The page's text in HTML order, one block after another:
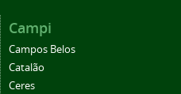
Campi
Campos Belos
Catalão
Ceres